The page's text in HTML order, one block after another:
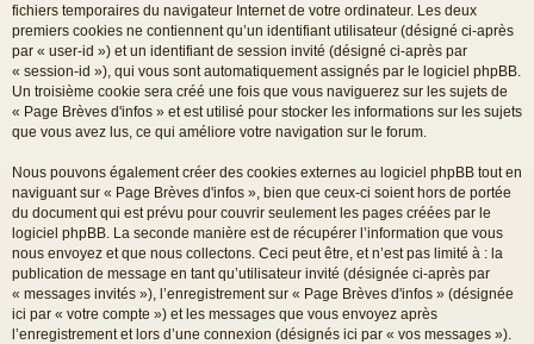
fichiers temporaires du navigateur Internet de votre ordinateur. Les deux
premiers cookies ne contiennent qu’un identifiant utilisateur (désigné ci-après
par « user-id ») et un identifiant de session invité (désigné ci-après par
« session-id »), qui vous sont automatiquement assignés par le logiciel phpBB.
Un troisième cookie sera créé une fois que vous naviguerez sur les sujets de
« Page Brèves d'infos » et est utilisé pour stocker les informations sur les sujets
que vous avez lus, ce qui améliore votre navigation sur le forum.
Nous pouvons également créer des cookies externes au logiciel phpBB tout en
naviguant sur « Page Brèves d'infos », bien que ceux-ci soient hors de portée
du document qui est prévu pour couvrir seulement les pages créées par le
logiciel phpBB. La seconde manière est de récupérer l’information que vous
nous envoyez et que nous collectons. Ceci peut être, et n’est pas limité à : la
publication de message en tant qu’utilisateur invité (désignée ci-après par
« messages invités »), l’enregistrement sur « Page Brèves d'infos » (désignée
ici par « votre compte ») et les messages que vous envoyez après
l’enregistrement et lors d’une connexion (désignés ici par « vos messages »).